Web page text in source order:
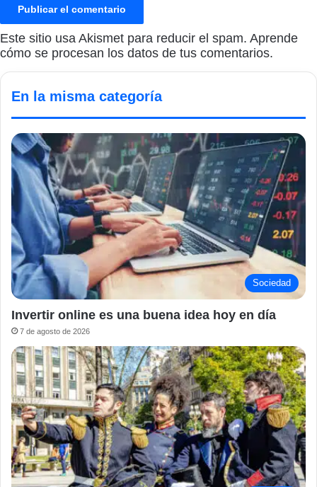
Este sitio usa Akismet para reducir el spam. Aprende
cómo se procesan los datos de tus comentarios.
En la misma categoría
Sociedad
Invertir online es una buena idea hoy en día
7 de agosto de 2026